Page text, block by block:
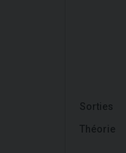
Sorties
Théorie